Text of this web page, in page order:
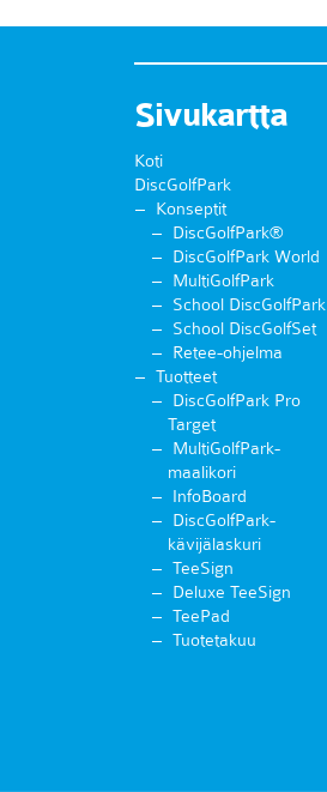
Sivukartta
Koti
DiscGolfPark
Konseptit
DiscGolfPark®
DiscGolfPark World
MultiGolfPark
School DiscGolfPark
School DiscGolfSet
Retee-ohjelma
Tuotteet
DiscGolfPark Pro
Target
MultiGolfPark-
maalikori
InfoBoard
DiscGolfPark-
kävijälaskuri
TeeSign
Deluxe TeeSign
TeePad
Tuotetakuu